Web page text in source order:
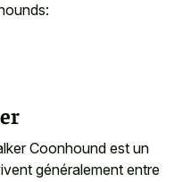
Coonhound est un
généralement entre